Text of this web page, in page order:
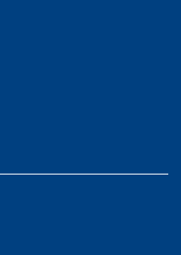
Civile